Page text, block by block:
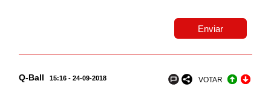
Q-Ball 15:16 - 24-09-2018 VOTAR